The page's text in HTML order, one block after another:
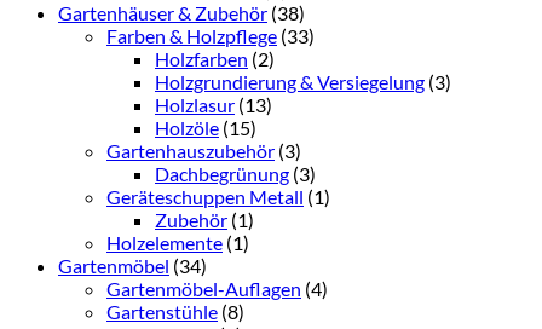
Gartenhäuser & Zubehör (38)
Farben & Holzpflege (33)
Holzfarben (2)
Holzgrundierung & Versiegelung (3)
Holzlasur (13)
Holzöle (15)
Gartenhauszubehör (3)
Dachbegrünung (3)
Geräteschuppen Metall (1)
Zubehör (1)
Holzelemente (1)
Gartenmöbel (34)
Gartenmöbel-Auflagen (4)
Gartenstühle (8)